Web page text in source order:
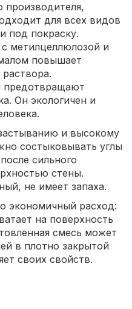
производителя,
для всех видов
под покраску.
метилцеллюлозой и
повышает
предотвращают
Он экологичен и
и высокому
состыковывать углы
сильного
стены.
не имеет запаха.
экономичный расход:
на поверхность
смесь может
в плотно закрытой
своих свойств.